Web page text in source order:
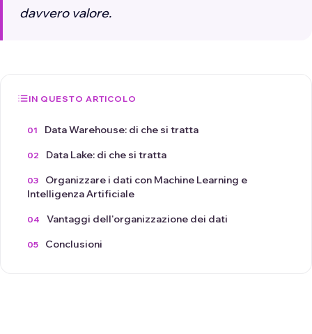
davvero valore.
IN QUESTO ARTICOLO
Data Warehouse: di che si tratta
Data Lake: di che si tratta
Organizzare i dati con Machine Learning e
Intelligenza Artificiale
Vantaggi dell'organizzazione dei dati
Conclusioni